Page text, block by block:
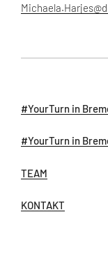
#YourTurn in
#YourTurn in
TEAM
KONTAKT